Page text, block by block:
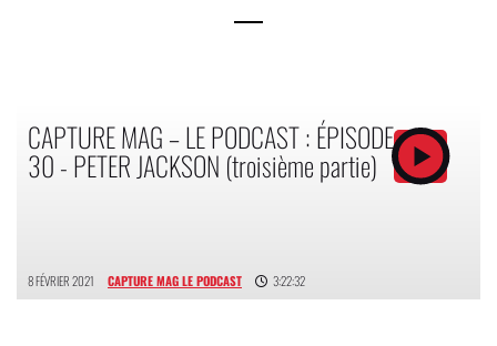
CAPTURE MAG – LE PODCAST : ÉPISODE
30 - PETER JACKSON (troisième partie)
8 FÉVRIER 2021 CAPTURE MAG LE PODCAST 3:22:32